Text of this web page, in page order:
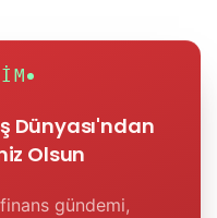
Dünyası'ndan
Olsun
gündemi,